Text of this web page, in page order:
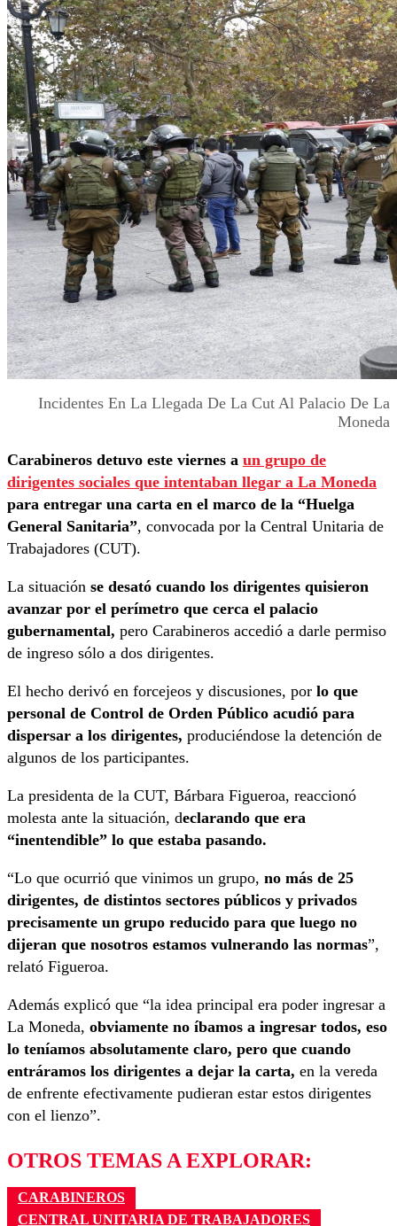
Incidentes En La Llegada De La Cut Al Palacio De La
Moneda
Carabineros detuvo este viernes a un grupo de
dirigentes sociales que intentaban llegar a La Moneda
para entregar una carta en el marco de la “Huelga
General Sanitaria”, convocada por la Central Unitaria de
Trabajadores (CUT).
La situación se desató cuando los dirigentes quisieron
avanzar por el perímetro que cerca el palacio
gubernamental, pero Carabineros accedió a darle permiso
de ingreso sólo a dos dirigentes.
El hecho derivó en forcejeos y discusiones, por lo que
personal de Control de Orden Público acudió para
dispersar a los dirigentes, produciéndose la detención de
algunos de los participantes.
La presidenta de la CUT, Bárbara Figueroa, reaccionó
molesta ante la situación, declarando que era
“inentendible” lo que estaba pasando.
“Lo que ocurrió que vinimos un grupo, no más de 25
dirigentes, de distintos sectores públicos y privados
precisamente un grupo reducido para que luego no
dijeran que nosotros estamos vulnerando las normas”,
relató Figueroa.
Además explicó que “la idea principal era poder ingresar a
La Moneda, obviamente no íbamos a ingresar todos, eso
lo teníamos absolutamente claro, pero que cuando
entráramos los dirigentes a dejar la carta, en la vereda
de enfrente efectivamente pudieran estar estos dirigentes
con el lienzo”.
OTROS TEMAS A EXPLORAR:
CARABINEROS
CENTRAL UNITARIA DE TRABAJADORES